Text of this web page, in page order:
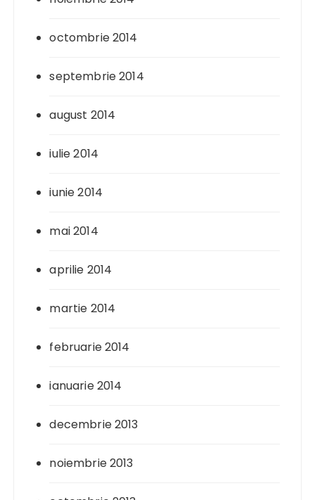
octombrie 2014
septembrie 2014
august 2014
iulie 2014
iunie 2014
mai 2014
aprilie 2014
martie 2014
februarie 2014
ianuarie 2014
decembrie 2013
noiembrie 2013